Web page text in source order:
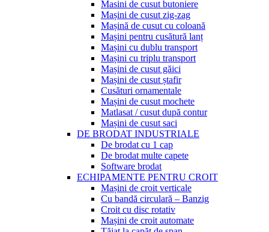
Masini de cusut butoniere
Mașini de cusut zig-zag
Mașină de cusut cu coloană
Mașini pentru cusătură lanț
Mașini cu dublu transport
Mașini cu triplu transport
Mașini de cusut găici
Mașini de cusut ștafir
Cusături ornamentale
Mașini de cusut mochete
Matlasat / cusut după contur
Mașini de cusut saci
DE BRODAT INDUSTRIALE
De brodat cu 1 cap
De brodat multe capete
Software brodat
ECHIPAMENTE PENTRU CROIT
Mașini de croit verticale
Cu bandă circulară – Banzig
Croit cu disc rotativ
Mașini de croit automate